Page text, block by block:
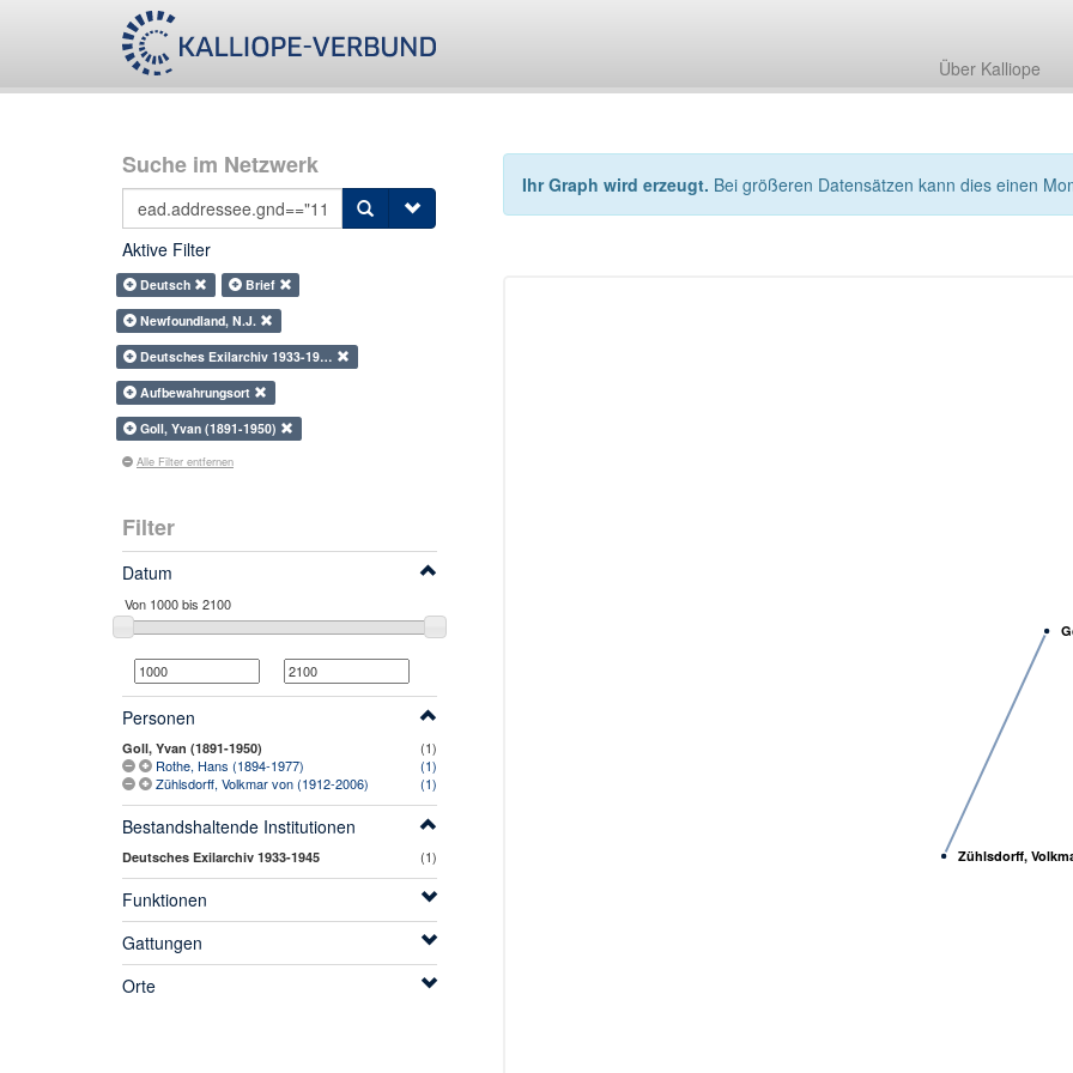
Über Kalliope
Suche im Netzwerk
Aktive Filter
Deutsch
Brief
Newfoundland, N.J.
Deutsches Exilarchiv 1933-19…
Aufbewahrungsort
Goll, Yvan (1891-1950)
Alle Filter entfernen
Filter
Datum
Personen
Goll, Yvan (1891-1950)
(1)
Rothe, Hans (1894-1977)
(1)
Zühlsdorff, Volkmar von (1912-2006)
(1)
Bestandshaltende Institutionen
Deutsches Exilarchiv 1933-1945 (1)
Funktionen
Gattungen
Orte
Ihr Graph wird erzeugt. Bei größeren Datensätzen kann dies einen
Zühlsdorff,